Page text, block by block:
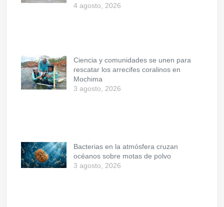
4 agosto, 2026
Ciencia y comunidades se unen para
rescatar los arrecifes coralinos en
Mochima
3 agosto, 2026
Bacterias en la atmósfera cruzan
océanos sobre motas de polvo
3 agosto, 2026